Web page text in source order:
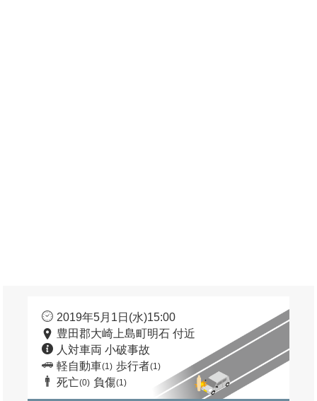
2019年5月1日(水)15:00
豊田郡大崎上島町明石 付近
人対車両 小破事故
軽自動車(1) 歩行者(1)
死亡(0) 負傷(1)